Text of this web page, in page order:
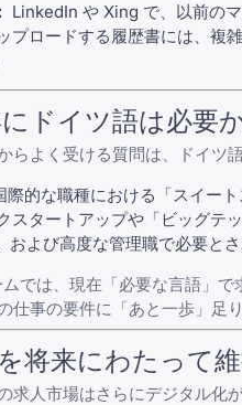
LinkedIn や Xing で、以前の
プロードする履歴書には、複
ドイツ語は必要
らよく受ける質問は、ドイ
際的な職種における「スイー
スタートアップや「ビッグテ
および高度な管理職で必要と
では、現在「必要な言語」
仕事の要件に「あと一歩」足
将来にわたって
求人市場はさらにデジタル